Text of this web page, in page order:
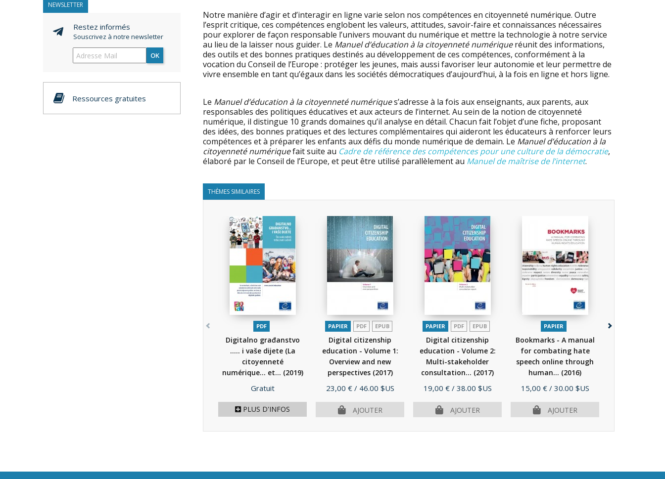
NEWSLETTER
Restez informés
Souscrivez à notre newsletter
OK
Ressources gratuites
Notre manière d’agir et d’interagir en ligne varie selon nos compétences en citoyenneté numérique. Outre
l’esprit critique, ces compétences englobent les valeurs, attitudes, savoir-faire et connaissances nécessaires
pour explorer de façon responsable l’univers mouvant du numérique et mettre la technologie à notre service
au lieu de la laisser nous guider. Le Manuel d’éducation à la citoyenneté numériqueréunit des informations,
des outils et des bonnes pratiques destinés au développement de ces compétences, conformément à la
vocation du Conseil de l’Europe : protéger les jeunes, mais aussi favoriser leur autonomie et leur permettre de
vivre ensemble en tant qu’égaux dans les sociétés démocratiques d’aujourd’hui, à la fois en ligne et hors ligne.
Le Manuel d’éducation à la citoyenneté numériques’adresse à la fois aux enseignants, aux parents, aux
responsables des politiques éducatives et aux acteurs de l’internet. Au sein de la notion de citoyenneté
numérique, il distingue 10 grands domaines qu’il analyse en détail. Chacun fait l’objet d’une fiche, proposant
des idées, des bonnes pratiques et des lectures complémentaires qui aideront les éducateurs à renforcer leurs
compétences et à préparer les enfants aux défis du monde numérique de demain. Le Manuel d’éducation à la
citoyenneté numériquefait suite au Cadre de référence des compétences pour une culture de la démocratie,
élaboré par le Conseil de l’Europe, et peut être utilisé parallèlement au Manuel de maîtrise de l’internet.
THÈMES SIMILAIRES
PDF
Digitalno građanstvo
..... i vaše dijete (La
citoyenneté
numérique... et... (2019)
Prix
Gratuit
PLUS D'INFOS
PAPIER PDF EPUB
Digital citizenship
education - Volume 1:
Overview and new
perspectives (2017)
Prix
23,00 € / 46.00 $US
AJOUTER
PAPIER PDF EPUB
Digital citizenship
education - Volume 2:
Multi-stakeholder
consultation... (2017)
Prix
19,00 € / 38.00 $US
AJOUTER
PAPIER
Bookmarks - A manual
for combating hate
speech online through
human... (2016)
Prix
15,00 € / 30.00 $US
AJOUTER